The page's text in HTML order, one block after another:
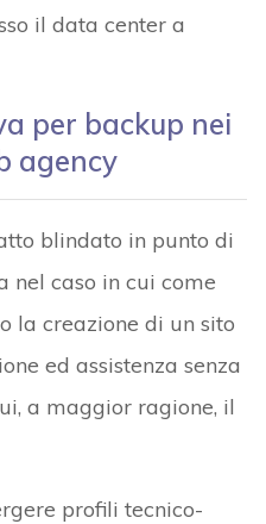
il data center a
per backup nei
agency
blindato in punto di
nel caso in cui come
la creazione di un sito
ed assistenza senza
a maggior ragione, il
profili tecnico-